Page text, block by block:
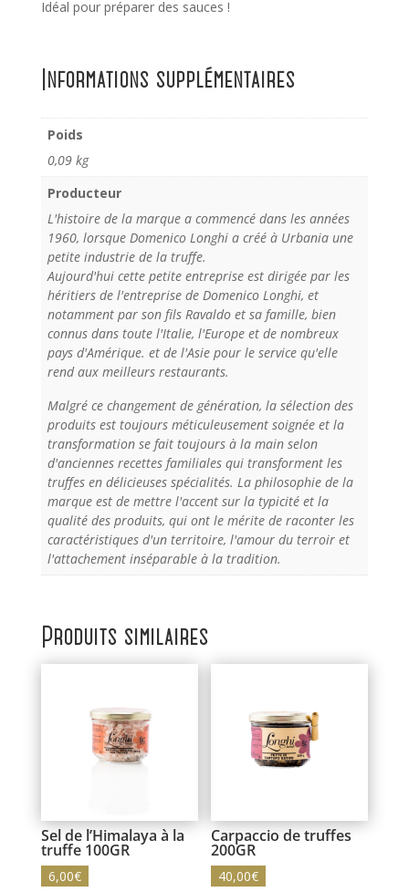
Idéal pour préparer des sauces !
Informations supplémentaires
Poids
0,09 kg
Producteur
L'histoire de la marque a commencé dans les années
1960, lorsque Domenico Longhi a créé à Urbania une
petite industrie de la truffe.
Aujourd'hui cette petite entreprise est dirigée par les
héritiers de l'entreprise de Domenico Longhi, et
notamment par son fils Ravaldo et sa famille, bien
connus dans toute l'Italie, l'Europe et de nombreux
pays d'Amérique. et de l'Asie pour le service qu'elle
rend aux meilleurs restaurants.
Malgré ce changement de génération, la sélection des
produits est toujours méticuleusement soignée et la
transformation se fait toujours à la main selon
d'anciennes recettes familiales qui transforment les
truffes en délicieuses spécialités. La philosophie de la
marque est de mettre l'accent sur la typicité et la
qualité des produits, qui ont le mérite de raconter les
caractéristiques d'un territoire, l'amour du terroir et
l'attachement inséparable à la tradition.
Produits similaires
Sel de l’Himalaya à la
truffe 100GR
6,00€
Carpaccio de truffes
200GR
40,00€